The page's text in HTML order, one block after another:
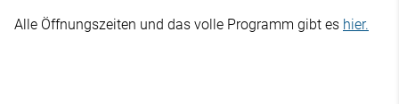
Alle Öffnungszeiten und das volle Programm gibt es hier.